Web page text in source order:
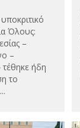
Όλους:
–
–
ήδη
το